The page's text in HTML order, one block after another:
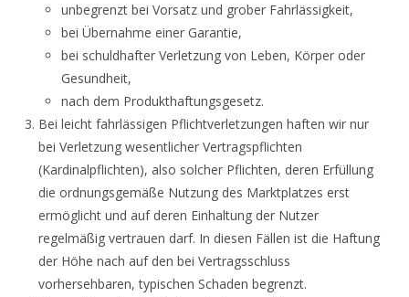
unbegrenzt bei Vorsatz und grober Fahrlässigkeit,
bei Übernahme einer Garantie,
bei schuldhafter Verletzung von Leben, Körper oder
Gesundheit,
nach dem Produkthaftungsgesetz.
Bei leicht fahrlässigen Pflichtverletzungen haften wir nur
bei Verletzung wesentlicher Vertragspflichten
(Kardinalpflichten), also solcher Pflichten, deren Erfüllung
die ordnungsgemäße Nutzung des Marktplatzes erst
ermöglicht und auf deren Einhaltung der Nutzer
regelmäßig vertrauen darf. In diesen Fällen ist die Haftung
der Höhe nach auf den bei Vertragsschluss
vorhersehbaren, typischen Schaden begrenzt.